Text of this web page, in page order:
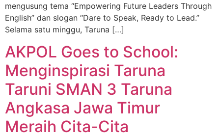
mengusung tema “Empowering Future Leaders Through
English” dan slogan “Dare to Speak, Ready to Lead.”
Selama satu minggu, Taruna […]
AKPOL Goes to School:
Menginspirasi Taruna
Taruni SMAN 3 Taruna
Angkasa Jawa Timur
Meraih Cita-Cita